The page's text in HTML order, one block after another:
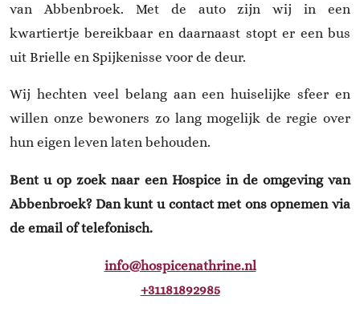
van Abbenbroek. Met de auto zijn wij in een
kwartiertje bereikbaar en daarnaast stopt er een bus
uit Brielle en Spijkenisse voor de deur.
Wij hechten veel belang aan een huiselijke sfeer en
willen onze bewoners zo lang mogelijk de regie over
hun eigen leven laten behouden.
Bent u op zoek naar een Hospice in de omgeving van
Abbenbroek? Dan kunt u contact met ons opnemen via
de email of telefonisch.
info@hospicenathrine.nl
+31181892985